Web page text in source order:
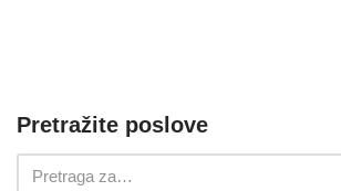
Pretražite poslove